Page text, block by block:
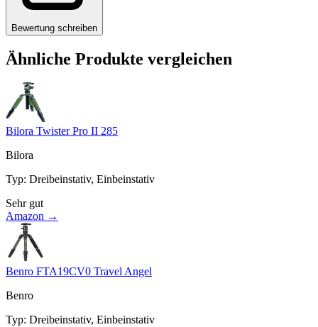
Bewertung schreiben
Ähnliche Produkte vergleichen
Bilora Twister Pro II 285
Bilora
Typ: Dreibeinstativ, Einbeinstativ
Sehr gut
Amazon →
Benro FTA19CV0 Travel Angel
Benro
Typ: Dreibeinstativ, Einbeinstativ